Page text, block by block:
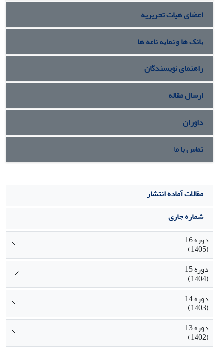
نظر گرفته شده است که بخشی از اجزاء تشکیل دهنده آن
تعمیرناپذیر و بخش دیگر آن تعمیرپذیر می­باشد.
اعضای هیات تحریریه
بانک ها و نمایه نامه ها
راهنمای نویسندگان
ارسال مقاله
داوران
تماس با ما
مقالات آماده انتشار
شماره جاری
دوره 16
(1405)
دوره 15
(1404)
دوره 14
(1403)
دوره 13
(1402)